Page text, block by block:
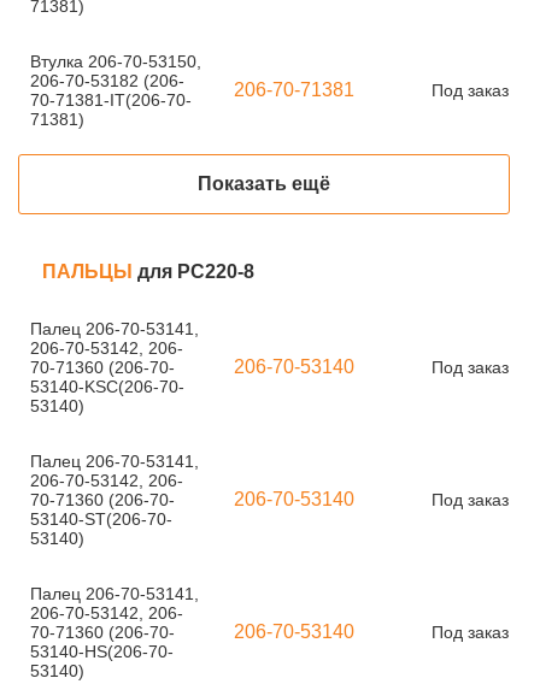
71381)
Втулка 206-70-53150,
206-70-53182 (206-
70-71381-IT(206-70-
71381)
206-70-71381 Под заказ
Показать ещё
ПАЛЬЦЫ для PC220-8
Палец 206-70-53141,
206-70-53142, 206-
70-71360 (206-70-
53140-KSC(206-70-
53140)
206-70-53140 Под заказ
Палец 206-70-53141,
206-70-53142, 206-
70-71360 (206-70-
53140-ST(206-70-
53140)
206-70-53140 Под заказ
Палец 206-70-53141,
206-70-53142, 206-
70-71360 (206-70-
53140-HS(206-70-
53140)
206-70-53140 Под заказ